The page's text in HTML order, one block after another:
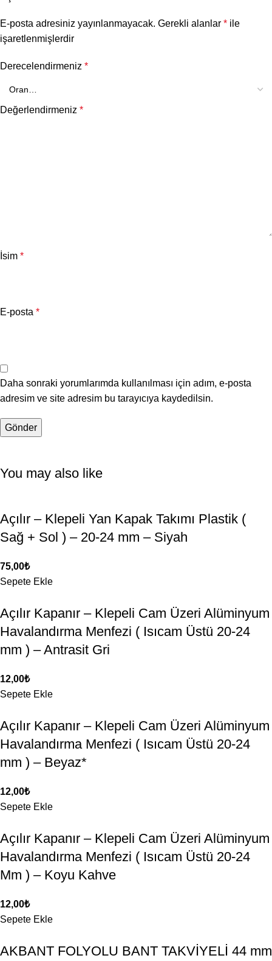
E-posta adresiniz yayınlanmayacak. Gerekli alanlar * ile
işaretlenmişlerdir
Derecelendirmeniz *
Değerlendirmeniz *
İsim *
E-posta *
Daha sonraki yorumlarımda kullanılması için adım, e-posta
adresim ve site adresim bu tarayıcıya kaydedilsin.
You may also like
Açılır – Klepeli Yan Kapak Takımı Plastik (
Sağ + Sol ) – 20-24 mm – Siyah
75,00₺
Sepete Ekle
Açılır Kapanır – Klepeli Cam Üzeri Alüminyum
Havalandırma Menfezi ( Isıcam Üstü 20-24
mm ) – Antrasit Gri
12,00₺
Sepete Ekle
Açılır Kapanır – Klepeli Cam Üzeri Alüminyum
Havalandırma Menfezi ( Isıcam Üstü 20-24
mm ) – Beyaz*
12,00₺
Sepete Ekle
Açılır Kapanır – Klepeli Cam Üzeri Alüminyum
Havalandırma Menfezi ( Isıcam Üstü 20-24
Mm ) – Koyu Kahve
12,00₺
Sepete Ekle
AKBANT FOLYOLU BANT TAKVİYELİ 44 mm